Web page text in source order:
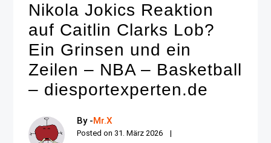
Nikola Jokics Reaktion
auf Caitlin Clarks Lob?
Ein Grinsen und ein
Zeilen – NBA – Basketball
– diesportexperten.de
By -Mr.X
Posted on 31. März 2026